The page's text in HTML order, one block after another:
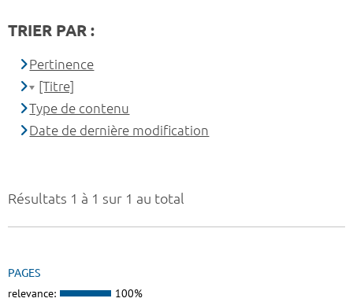
Résultats 1 à 1 sur 1 au total
PAGES
relevance: 100%
TRIER PAR :
Pertinence
[Titre]
Type de contenu
Date de dernière modification